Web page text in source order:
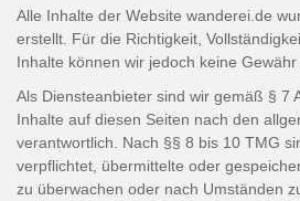
Alle Inhalte der Website wanderei.de
erstellt. Für die Richtigkeit,
Inhalte können wir jedoch keine Gewähr
Als Diensteanbieter sind wir gemäß § 7
Inhalte auf diesen Seiten nach den
verantwortlich. Nach §§ 8 bis 10 TMG
verpflichtet, übermittelte oder
zu überwachen oder nach Umständen